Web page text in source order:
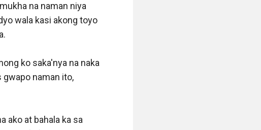
na naman niya
wala kasi akong toyo
ko saka'nya na naka
naman ito,
ako at bahala ka sa